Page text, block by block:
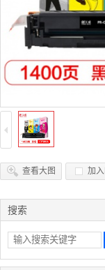
查看大图 加
搜索